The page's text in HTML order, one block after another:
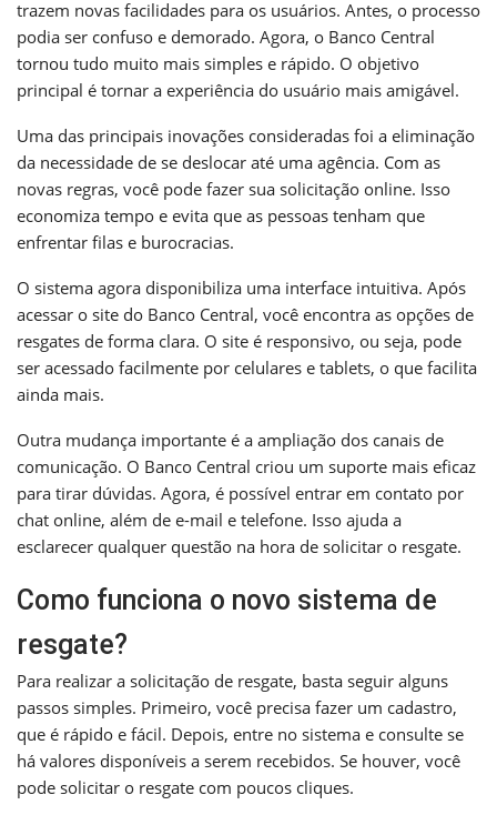
trazem novas facilidades para os usuários. Antes, o processo
podia ser confuso e demorado. Agora, o Banco Central
tornou tudo muito mais simples e rápido. O objetivo
principal é tornar a experiência do usuário mais amigável.
Uma das principais inovações consideradas foi a eliminação
da necessidade de se deslocar até uma agência. Com as
novas regras, você pode fazer sua solicitação online. Isso
economiza tempo e evita que as pessoas tenham que
enfrentar filas e burocracias.
O sistema agora disponibiliza uma interface intuitiva. Após
acessar o site do Banco Central, você encontra as opções de
resgates de forma clara. O site é responsivo, ou seja, pode
ser acessado facilmente por celulares e tablets, o que facilita
ainda mais.
Outra mudança importante é a ampliação dos canais de
comunicação. O Banco Central criou um suporte mais eficaz
para tirar dúvidas. Agora, é possível entrar em contato por
chat online, além de e-mail e telefone. Isso ajuda a
esclarecer qualquer questão na hora de solicitar o resgate.
Como funciona o novo sistema de
resgate?
Para realizar a solicitação de resgate, basta seguir alguns
passos simples. Primeiro, você precisa fazer um cadastro,
que é rápido e fácil. Depois, entre no sistema e consulte se
há valores disponíveis a serem recebidos. Se houver, você
pode solicitar o resgate com poucos cliques.